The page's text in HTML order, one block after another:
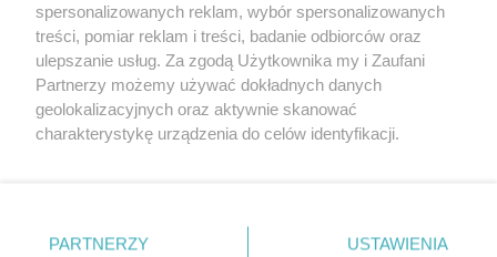
Redakcja Reklama Prywatność
Praca Łódź
the:protocol
Facebook.com
Youtube.com
spersonalizowanych reklam, wybór spersonalizowanych
treści, pomiar reklam i treści, badanie odbiorców oraz
ulepszanie usług. Za zgodą Użytkownika my i Zaufani
Partnerzy możemy używać dokładnych danych
geolokalizacyjnych oraz aktywnie skanować
charakterystykę urządzenia do celów identyfikacji.
zmienić/wycofać klikając przycisk ustawień prywatności
PARTNERZY USTAWIENIA